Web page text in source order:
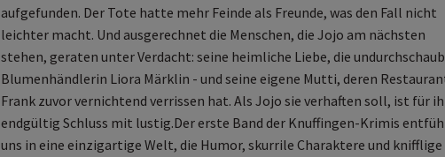
aufgefunden. Der Tote hatte mehr Feinde als Freunde, was den Fall nicht
leichter macht. Und ausgerechnet die Menschen, die Jojo am nächsten
stehen, geraten unter Verdacht: seine heimliche Liebe, die
Blumenhändlerin Liora Märklin - und seine eigene Mutti, deren
Frank zuvor vernichtend verrissen hat. Als Jojo sie verhaften soll, ist für
endgültig Schluss mit lustig.Der erste Band der Knuffingen-Krimis
uns in eine einzigartige Welt, die Humor, skurrile Charaktere und knifflige